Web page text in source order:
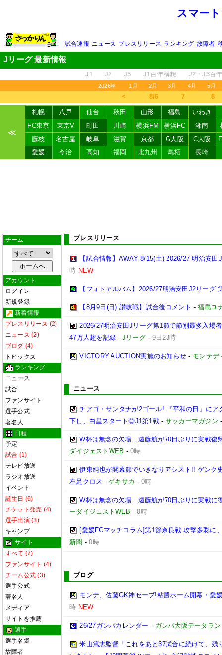
スマー
試合速報 ニュース プレスリリース ランキング 故障者
Jリーグ 最新情報
J1 J2 J3 J1百年構想 J2・J3百
2026年 1月 2月 3月 4月 5月
＜ 8/6 7 8
≪
札幌 八戸 仙台 秋田 山形 福島
いわき
FC東京
東京V 町田 川崎 横浜FM 横浜FC 湘南
藤枝
名古屋 岐阜 滋賀 京都 G大阪 C大阪
愛媛
今治 高知 福岡 北九州 鳥栖 長崎
チーム
アカウント
ログイン
新規登録
新着情報
プレスリリース (2)
ニュース (2)
ブログ (4)
トピックス
ランキング
ニュース
試合
ファンサイト
選手公式
著名人
日程
予定
試合 (1)
テレビ放送
ラジオ放送
イベント
誕生日 (6)
チケット発売 (4)
選手出演 (3)
キャンプ
サイト
すべて (7)
ファンサイト (4)
チーム公式 (3)
選手公式
著名人
メディア
サイトを推薦
選手
選手名鑑
故障者
プレスリリース
【試合情報】AWAY 8/15(土) 2026/27 明治安
時 NEW
【フォトアルバム】2026/27明治安田J2リーグ
【8月9日(日) 讃岐戦】試合後コメント -福島ユ
2026/27明治安田Jリーグ第1節で節別最多入場
47万人超を記録 - Jリーグ - 9日23時
VICTORY AUCTION実施のお知らせ - モンテデ
ニュース
チアゴ・サンタナが2ゴール! 『平和の日』に
下し、白星スタート◎J1第1戦 - サッカーマガジン
W杯は無念の欠場…遠藤航が70日ぶりに実戦復
ダイジェストWEB -0時
伊東純也が開幕節でいきなりアシスト!! ゲンク
左足クロス -ゲキサカ -0時
W杯は無念の欠場…遠藤航が70日ぶりに実戦に
ーダイジェストWEB -0時
[愛媛FCマッチコラム]第1節奈良戦 攻撃多彩に
新聞 -0時
ブログ
モンテ、佐藤GK神セーブ!粘勝ホーム開幕・愛
時 NEW
26/27ガンバカレンダー - ガンバ大阪データラ
米山篤志監督「これをあと37試合に続けて、